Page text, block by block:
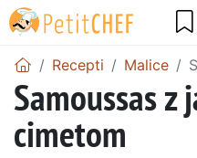
Recepti Malice
Samoussas z
cimetom